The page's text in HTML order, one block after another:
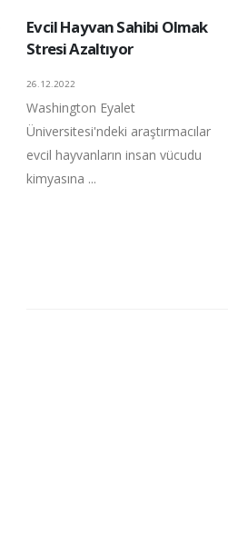
Evcil Hayvan Sahibi Olmak
Stresi Azaltıyor
26.12.2022
Washington Eyalet
Üniversitesi'ndeki araştırmacılar
evcil hayvanların insan vücudu
kimyasına ...